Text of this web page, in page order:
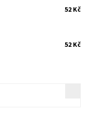
52 Kč
52 Kč